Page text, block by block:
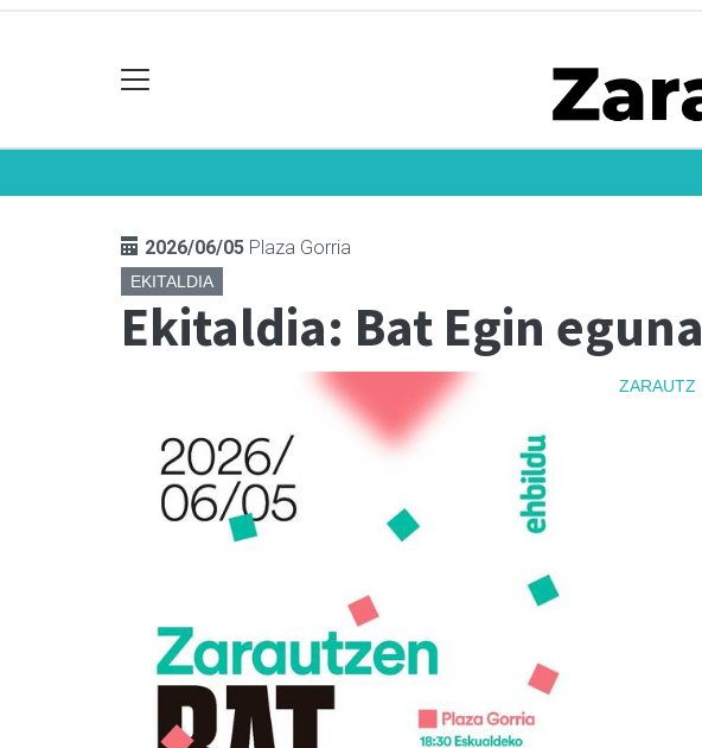
2026/06/05 Plaza Gorria
EKITALDIA
Ekitaldia: Bat Egin eguna
ZARAUTZ